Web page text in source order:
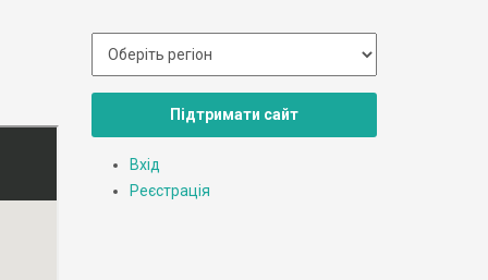
Підтримати сайт
Вхід
Реєстрація